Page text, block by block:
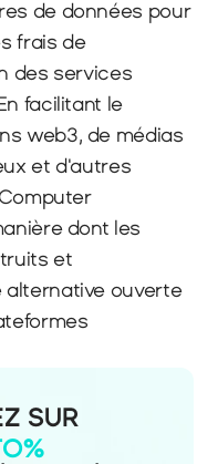
de données pour
frais de
des services
facilitant le
web3, de médias
et d'autres
dont les
et
alternative ouverte
SUR